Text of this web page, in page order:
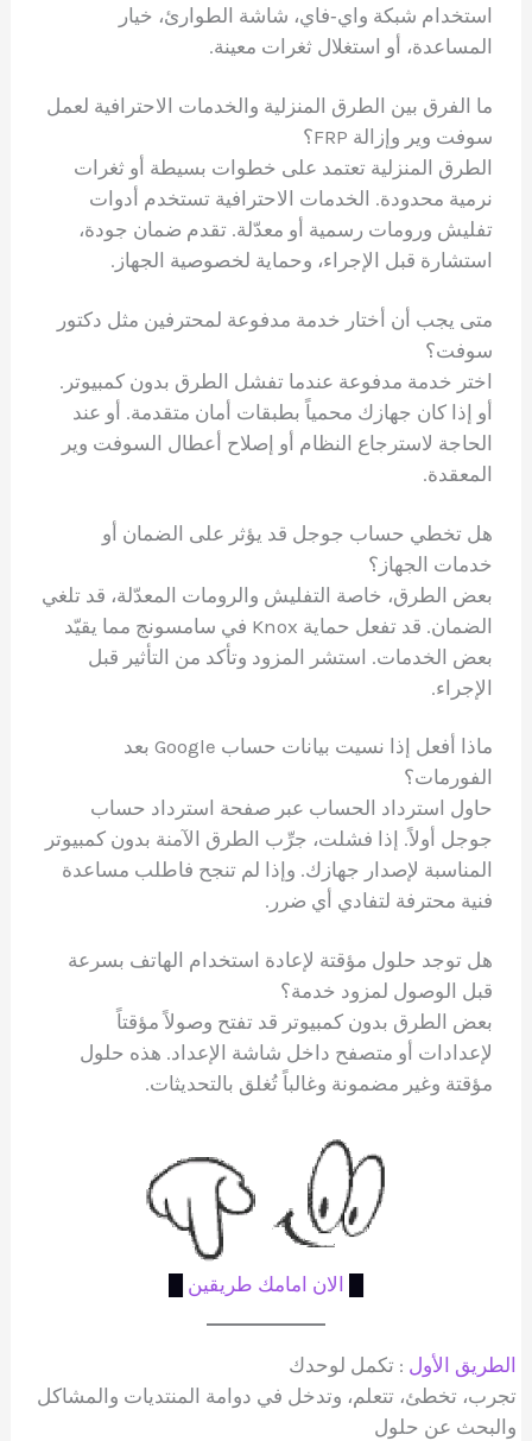
استخدام شبكة واي‑فاي، شاشة الطوارئ، خيار
المساعدة، أو استغلال ثغرات معينة.
ما الفرق بين الطرق المنزلية والخدمات الاحترافية لعمل
سوفت وير وإزالة FRP؟
الطرق المنزلية تعتمد على خطوات بسيطة أو ثغرات
نرمية محدودة. الخدمات الاحترافية تستخدم أدوات
تفليش ورومات رسمية أو معدّلة. تقدم ضمان جودة،
استشارة قبل الإجراء، وحماية لخصوصية الجهاز.
متى يجب أن أختار خدمة مدفوعة لمحترفين مثل دكتور
سوفت؟
اختر خدمة مدفوعة عندما تفشل الطرق بدون كمبيوتر.
أو إذا كان جهازك محمياً بطبقات أمان متقدمة. أو عند
الحاجة لاسترجاع النظام أو إصلاح أعطال السوفت وير
المعقدة.
هل تخطي حساب جوجل قد يؤثر على الضمان أو
خدمات الجهاز؟
بعض الطرق، خاصة التفليش والرومات المعدّلة، قد تلغي
الضمان. قد تفعل حماية Knox في سامسونج مما يقيّد
بعض الخدمات. استشر المزود وتأكد من التأثير قبل
الإجراء.
ماذا أفعل إذا نسيت بيانات حساب Google بعد
الفورمات؟
حاول استرداد الحساب عبر صفحة استرداد حساب
جوجل أولاً. إذا فشلت، جرِّب الطرق الآمنة بدون كمبيوتر
المناسبة لإصدار جهازك. وإذا لم تنجح فاطلب مساعدة
فنية محترفة لتفادي أي ضرر.
هل توجد حلول مؤقتة لإعادة استخدام الهاتف بسرعة
قبل الوصول لمزود خدمة؟
بعض الطرق بدون كمبيوتر قد تفتح وصولاً مؤقتاً
لإعدادات أو متصفح داخل شاشة الإعداد. هذه حلول
مؤقتة وغير مضمونة وغالباً تُغلق بالتحديثات.
الان امامك طريقين
الطريق الأول : تكمل لوحدك
تجرب، تخطئ، تتعلم، وتدخل في دوامة المنتديات والمشاكل
والبحث عن حلول